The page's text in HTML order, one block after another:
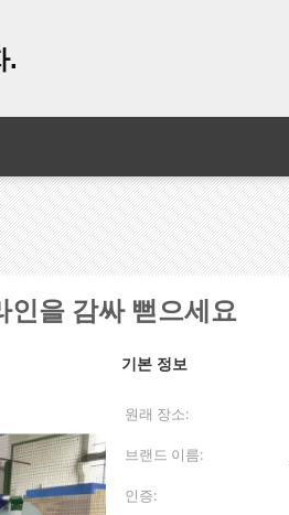
.
인을 감싸 뻗으세요
기본 정보
원래 장소:
브랜드 이름:
인증: